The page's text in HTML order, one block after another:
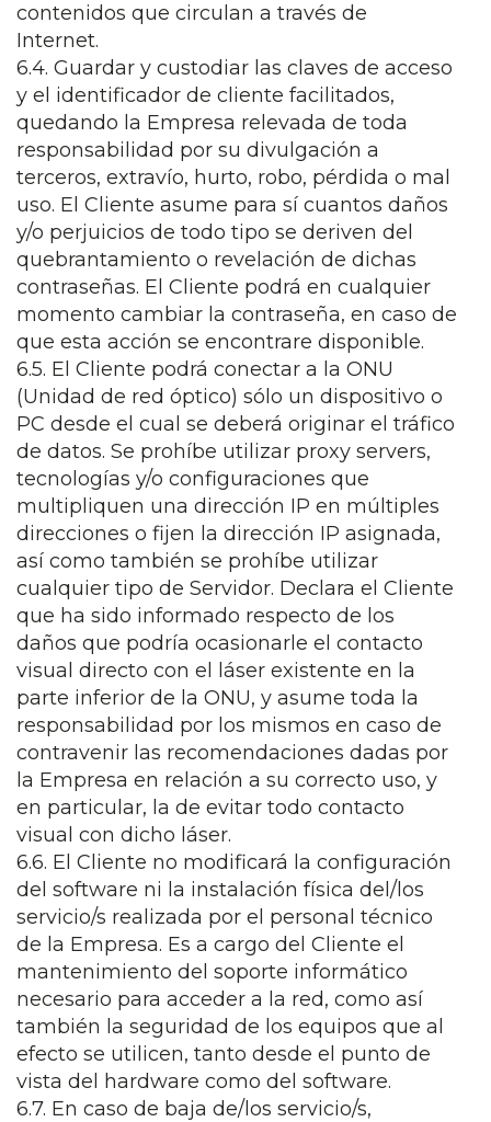
contenidos que circulan a través de
Internet.
6.4. Guardar y custodiar las claves de acceso
y el identificador de cliente facilitados,
quedando la Empresa relevada de toda
responsabilidad por su divulgación a
terceros, extravío, hurto, robo, pérdida o mal
uso. El Cliente asume para sí cuantos daños
y/o perjuicios de todo tipo se deriven del
quebrantamiento o revelación de dichas
contraseñas. El Cliente podrá en cualquier
momento cambiar la contraseña, en caso de
que esta acción se encontrare disponible.
6.5. El Cliente podrá conectar a la ONU
(Unidad de red óptico) sólo un dispositivo o
PC desde el cual se deberá originar el tráfico
de datos. Se prohíbe utilizar proxy servers,
tecnologías y/o configuraciones que
multipliquen una dirección IP en múltiples
direcciones o fijen la dirección IP asignada,
así como también se prohíbe utilizar
cualquier tipo de Servidor. Declara el Cliente
que ha sido informado respecto de los
daños que podría ocasionarle el contacto
visual directo con el láser existente en la
parte inferior de la ONU, y asume toda la
responsabilidad por los mismos en caso de
contravenir las recomendaciones dadas por
la Empresa en relación a su correcto uso, y
en particular, la de evitar todo contacto
visual con dicho láser.
6.6. El Cliente no modificará la configuración
del software ni la instalación física del/los
servicio/s realizada por el personal técnico
de la Empresa. Es a cargo del Cliente el
mantenimiento del soporte informático
necesario para acceder a la red, como así
también la seguridad de los equipos que al
efecto se utilicen, tanto desde el punto de
vista del hardware como del software.
6.7. En caso de baja de/los servicio/s,